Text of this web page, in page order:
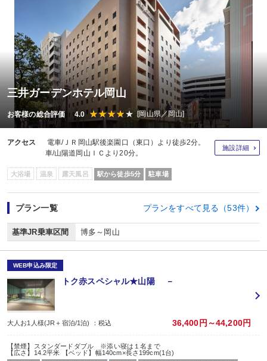
三井ガーデンホテル岡山
お客様の総合評価 4.0 [岡山県／岡山]
アクセス
電車/ＪＲ岡山駅後楽園口（東口）より徒歩2分。
車/山陽道岡山ＩＣより20分。
施設詳細
大浴場 温泉 露天風呂 駅から徒歩5分 駐車場
プラン一覧 プランをすべて見る（53件）
基準JR乗車区間 博多～岡山
WEB申込み限定
トク赤スペシャル★山陽 －
大人お1人様(JR＋宿泊/1泊) ：税込 36,400円～44,200円
【禁煙】スタンダードダブル ※添い寝は１名まで
【広さ】14.2平米 【ベッド】幅140cm×長さ199cm(1台)